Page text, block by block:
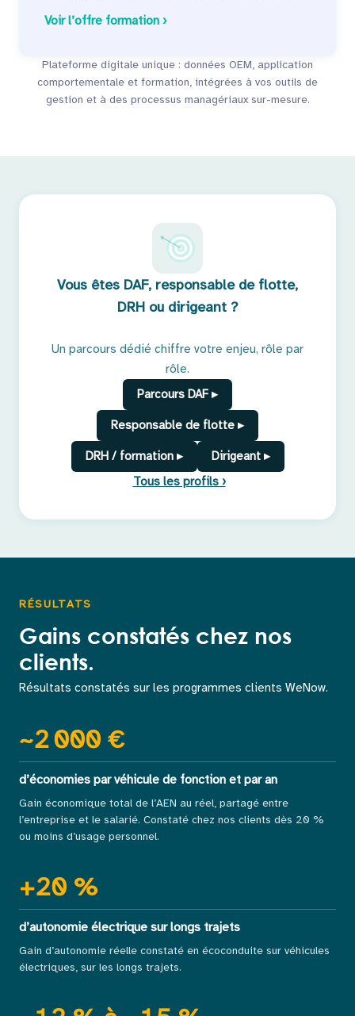
Voir l’offre formation ›
Plateforme digitale unique : données OEM, application
comportementale et formation, intégrées à vos outils de
gestion et à des processus managériaux sur-mesure.
Vous êtes DAF, responsable de flotte,
DRH ou dirigeant ?
Un parcours dédié chiffre votre enjeu, rôle par
rôle.
Parcours DAF ▸
Responsable de flotte ▸
DRH / formation ▸
Dirigeant ▸
Tous les profils ›
RÉSULTATS
Gains constatés chez nos
clients.
Résultats constatés sur les programmes clients WeNow.
~2 000 €
d’économies par véhicule de fonction et par an
Gain économique total de l’AEN au réel, partagé entre
l’entreprise et le salarié. Constaté chez nos clients dès 20 %
ou moins d’usage personnel.
+20 %
d’autonomie électrique sur longs trajets
Gain d’autonomie réelle constaté en écoconduite sur véhicules
électriques, sur les longs trajets.